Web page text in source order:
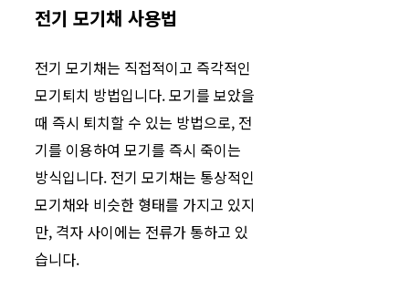
전기 모기채 사용법
전기 모기채는 직접적이고 즉각적인
모기퇴치 방법입니다. 모기를 보았을
때 즉시 퇴치할 수 있는 방법으로, 전
기를 이용하여 모기를 즉시 죽이는
방식입니다. 전기 모기채는 통상적인
모기채와 비슷한 형태를 가지고 있지
만, 격자 사이에는 전류가 통하고 있
습니다.